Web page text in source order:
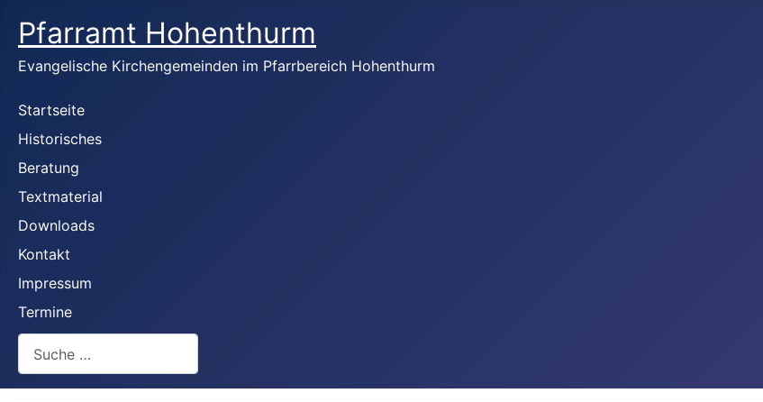
Pfarramt Hohenthurm
Evangelische Kirchengemeinden im Pfarrbereich Hohenthurm
Startseite
Historisches
Beratung
Textmaterial
Downloads
Kontakt
Impressum
Termine